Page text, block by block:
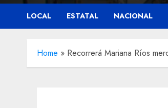
LOCAL ESTATAL NACIONAL
Home » Recorrerá Mariana Ríos